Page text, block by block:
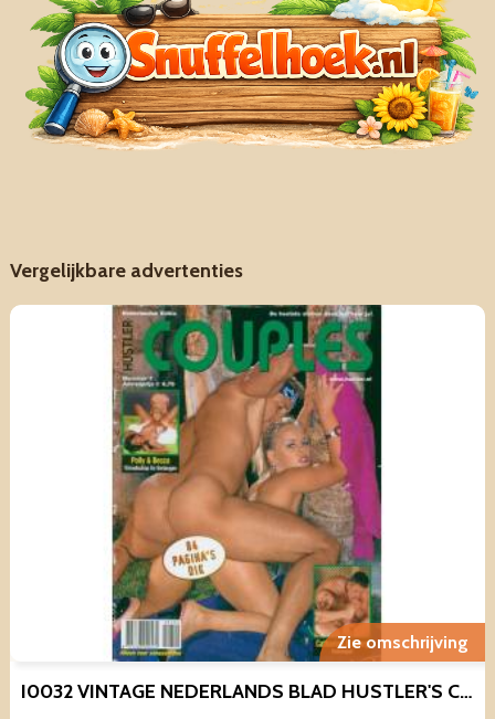
Vergelijkbare advertenties
Zie omschrijving
I0032 VINTAGE NEDERLANDS BLAD HUSTLER'S COUPLES NR 7